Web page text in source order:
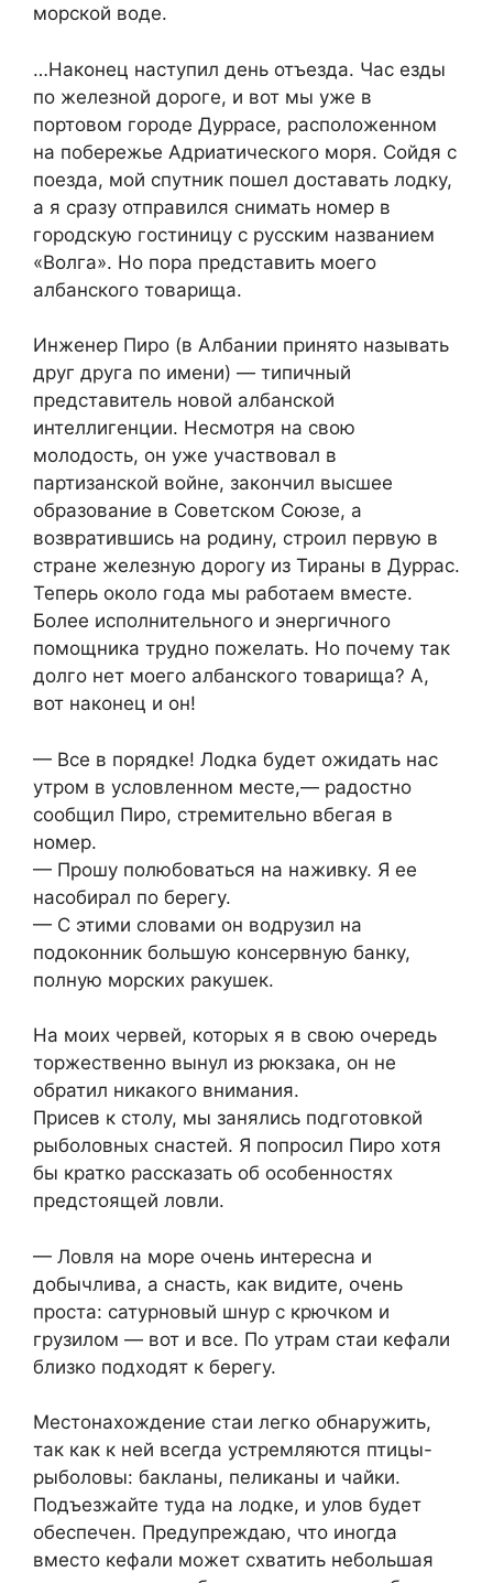
морской воде.
…Наконец наступил день отъезда. Час езды
по железной дороге, и вот мы уже в
портовом городе Дуррасе, расположенном
на побережье Адриатического моря. Сойдя с
поезда, мой спутник пошел доставать лодку,
а я сразу отправился снимать номер в
городскую гостиницу с русским названием
«Волга». Но пора представить моего
албанского товарища.
Инженер Пиро (в Албании принято называть
друг друга по имени) — типичный
представитель новой албанской
интеллигенции. Несмотря на свою
молодость, он уже участвовал в
партизанской войне, закончил высшее
образование в Советском Союзе, а
возвратившись на родину, строил первую в
стране железную дорогу из Тираны в Дуррас.
Теперь около года мы работаем вместе.
Более исполнительного и энергичного
помощника трудно пожелать. Но почему так
долго нет моего албанского товарища? А,
вот наконец и он!
— Все в порядке! Лодка будет ожидать нас
утром в условленном месте,— радостно
сообщил Пиро, стремительно вбегая в
номер.
— Прошу полюбоваться на наживку. Я ее
насобирал по берегу.
— С этими словами он водрузил на
подоконник большую консервную банку,
полную морских ракушек.
На моих червей, которых я в свою очередь
торжественно вынул из рюкзака, он не
обратил никакого внимания.
Присев к столу, мы занялись подготовкой
рыболовных снастей. Я попросил Пиро хотя
бы кратко рассказать об особенностях
предстоящей ловли.
— Ловля на море очень интересна и
добычлива, а снасть, как видите, очень
проста: сатурновый шнур с крючком и
грузилом — вот и все. По утрам стаи кефали
близко подходят к берегу.
Местонахождение стаи легко обнаружить,
так как к ней всегда устремляются птицы-
рыболовы: бакланы, пеликаны и чайки.
Подъезжайте туда на лодке, и улов будет
обеспечен. Предупреждаю, что иногда
вместо кефали может схватить небольшая